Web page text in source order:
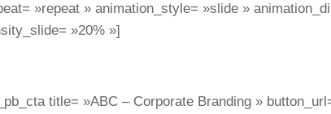
»repeat » animation_style= »slide »
»20% »]
title= »ABC – Corporate Branding »